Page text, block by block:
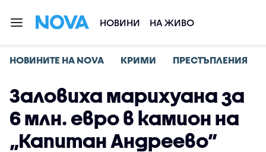
НОВИНИ НА ЖИВО
НОВИНИТЕ НА NOVA КРИМИ ПРЕСТЪПЛЕНИЯ
Заловиха марихуана за
6 млн. евро в камион на
„Капитан Андреево”